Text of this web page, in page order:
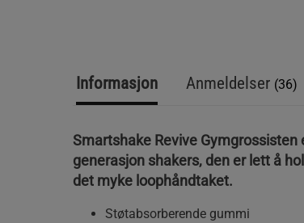
Informasjon Anmeldelser (36)
Smartshake Revive Gymgrossisten
generasjon shakers, den er lett å
det myke loophåndtaket.
Støtabsorberende gummi